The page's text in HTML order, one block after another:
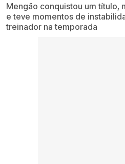
Mengão conquistou um título,
e teve momentos de
treinador na temporada